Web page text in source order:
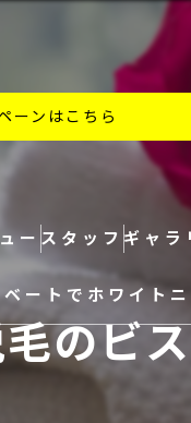
ーンはこちら
ー スタッフ ギャラ
ートでホワイト
毛の